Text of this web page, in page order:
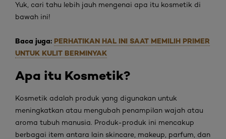
Yuk, cari tahu lebih jauh mengenai apa itu kosmetik di
bawah ini!
Baca juga: PERHATIKAN HAL INI SAAT MEMILIH PRIMER
UNTUK KULIT BERMINYAK
Apa itu Kosmetik?
Kosmetik adalah produk yang digunakan untuk
meningkatkan atau mengubah penampilan wajah atau
aroma tubuh manusia. Produk-produk ini mencakup
berbagai item antara lain skincare, makeup, parfum, dan